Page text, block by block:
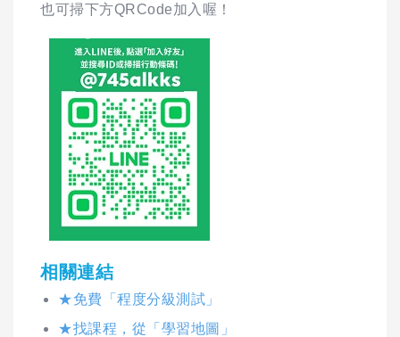
也可掃下方QRCode加入喔！
相關連結
★免費「程度分級測試」
★找課程，從「學習地圖」